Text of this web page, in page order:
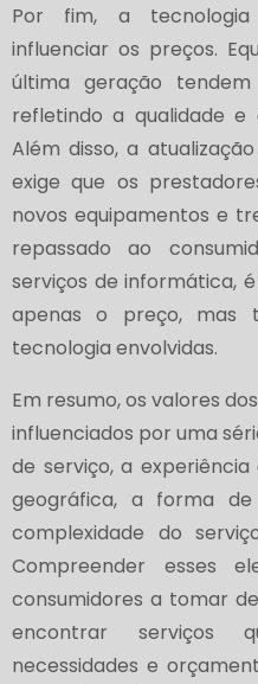
Por fim, a
influenciar os preços.
última geração
refletindo a qualidade e
Além disso, a
exige que os
novos equipamentos e
repassado ao
serviços de informática,
apenas o preço, mas
tecnologia envolvidas.
Em resumo, os valores
influenciados por uma
de serviço, a
geográfica, a forma
complexidade do
Compreender esses
consumidores a tomar
encontrar serviços
necessidades e